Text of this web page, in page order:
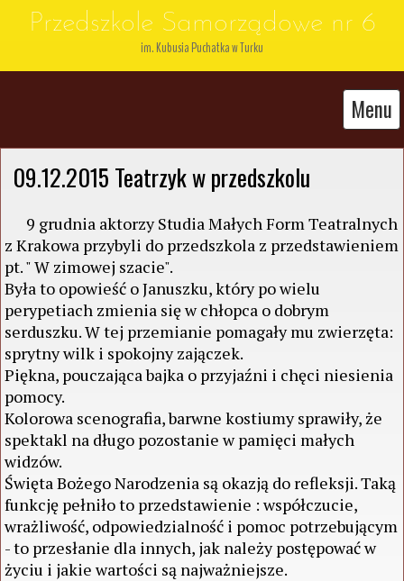
Przedszkole Samorządowe nr 6
im. Kubusia Puchatka w Turku
Menu
09.12.2015 Teatrzyk w przedszkolu
9 grudnia aktorzy Studia Małych Form Teatralnych
z Krakowa przybyli do przedszkola z przedstawieniem
pt. " W zimowej szacie".
Była to opowieść o Januszku, który po wielu
perypetiach zmienia się w chłopca o dobrym
serduszku. W tej przemianie pomagały mu zwierzęta:
sprytny wilk i spokojny zajączek.
Piękna, pouczająca bajka o przyjaźni i chęci niesienia
pomocy.
Kolorowa scenografia, barwne kostiumy sprawiły, że
spektakl na długo pozostanie w pamięci małych
widzów.
Święta Bożego Narodzenia są okazją do refleksji. Taką
funkcję pełniło to przedstawienie : współczucie,
wrażliwość, odpowiedzialność i pomoc potrzebującym
- to przesłanie dla innych, jak należy postępować w
życiu i jakie wartości są najważniejsze.